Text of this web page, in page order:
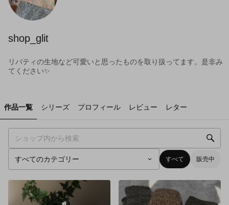
shop_glit
リバティの生地など可愛いと思ったものを取り扱ってます。是非み
てください✨
作品一覧 シリーズ プロフィール レビュー レター
すべて 販売中